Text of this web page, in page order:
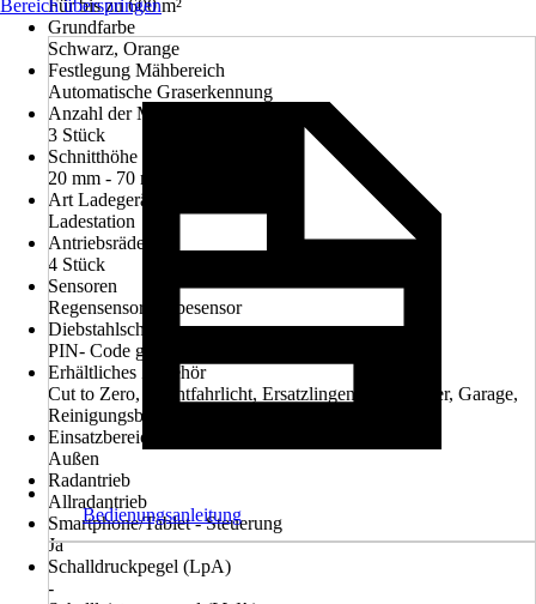
Für bis zu 600 m²
Grundfarbe
Schwarz, Orange
Festlegung Mähbereich
Automatische Graserkennung
Anzahl der Messer
3 Stück
Schnitthöhe min - max
20 mm - 70 mm
Art Ladegerät
Ladestation
Antriebsräder
4 Stück
Sensoren
Regensensor, Hebesensor
Diebstahlschutz
PIN- Code geschützt
Erhältliches Zubehör
Cut to Zero, Nachtfahrlicht, Ersatzlingen, Ersatzräder, Garage,
Reinigungsbürsten
Einsatzbereich
Außen
Radantrieb
Allradantrieb
Smartphone/Tablet - Steuerung
Ja
Schalldruckpegel (LpA)
-
Bereich überspringen
Bedienungsanleitung